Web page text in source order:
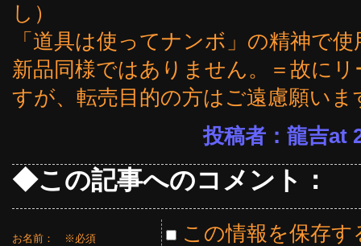
し）
「道具は使ってナンボ」の精神で
新品同様ではありません。＝故に
すが、転売目的の方はご遠慮願いま
投稿者：龍吉at
◆この記事へのコメント：
お名前： ※必須 この情報を保存す